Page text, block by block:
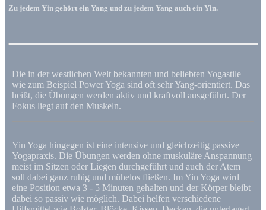
Zu jedem Yin gehört ein Yang und zu jedem Yang auch ein Yin.
Die in der westlichen Welt bekannten und beliebten Yogastile
wie zum Beispiel Power Yoga sind oft sehr Yang-orientiert. Das
heißt, die Übungen werden aktiv und kraftvoll ausgeführt. Der
Fokus liegt auf den Muskeln.
Yin Yoga hingegen ist eine intensive und gleichzeitig passive
Yogapraxis. Die Übungen werden ohne muskuläre Anspannung
meist im Sitzen oder Liegen durchgeführt und auch der Atem
soll dabei ganz ruhig und mühelos fließen. Im Yin Yoga wird
eine Position etwa 3 - 5 Minuten gehalten und der Körper bleibt
dabei so passiv wie möglich. Dabei helfen verschiedene